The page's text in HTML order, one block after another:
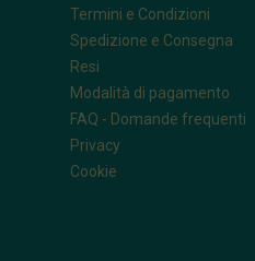
Termini e Condizioni
Spedizione e Consegna
Resi
Modalità di pagamento
FAQ - Domande frequenti
Privacy
Cookie